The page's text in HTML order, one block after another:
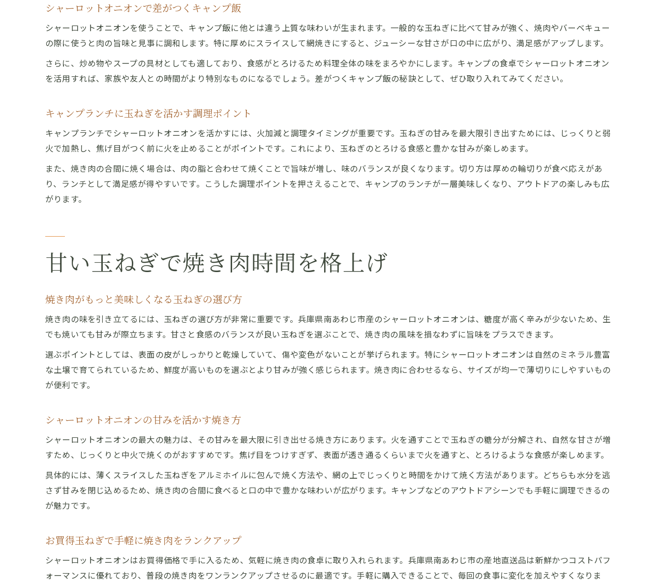
自然の恵みを味わうシャーロットオニオン
シャーロットオニオンの甘さを引き出す調理法
自然豊かな環境で育つ玉ねぎの美味しさの秘密
お買得玉ねぎで作るアウトドアランチの提案
焼き肉にも合うシャーロットオニオンの魅力発見
シャーロットオニオンで差がつくキャンプ飯
シャーロットオニオンを使うことで、キャンプ飯に他とは違う上質な味わいが生まれます。一般的な玉ねぎに比べて甘みが強く、焼肉やバーベキュー
の際に使うと肉の旨味と見事に調和します。特に厚めにスライスして網焼きにすると、ジューシーな甘さが口の中に広がり、満足感がアップします。
さらに、炒め物やスープの具材としても適しており、食感がとろけるため料理全体の味をまろやかにします。キャンプの食卓でシャーロットオニオン
を活用すれば、家族や友人との時間がより特別なものになるでしょう。差がつくキャンプ飯の秘訣として、ぜひ取り入れてみてください。
キャンプランチに玉ねぎを活かす調理ポイント
キャンプランチでシャーロットオニオンを活かすには、火加減と調理タイミングが重要です。玉ねぎの甘みを最大限引き出すためには、じっくりと弱
火で加熱し、焦げ目がつく前に火を止めることがポイントです。これにより、玉ねぎのとろける食感と豊かな甘みが楽しめます。
また、焼き肉の合間に焼く場合は、肉の脂と合わせて焼くことで旨味が増し、味のバランスが良くなります。切り方は厚めの輪切りが食べ応えがあ
り、ランチとして満足感が得やすいです。こうした調理ポイントを押さえることで、キャンプのランチが一層美味しくなり、アウトドアの楽しみも広
がります。
甘い玉ねぎで焼き肉時間を格上げ
焼き肉がもっと美味しくなる玉ねぎの選び方
焼き肉の味を引き立てるには、玉ねぎの選び方が非常に重要です。兵庫県南あわじ市産のシャーロットオニオンは、糖度が高く辛みが少ないため、生
でも焼いても甘みが際立ちます。甘さと食感のバランスが良い玉ねぎを選ぶことで、焼き肉の風味を損なわずに旨味をプラスできます。
選ぶポイントとしては、表面の皮がしっかりと乾燥していて、傷や変色がないことが挙げられます。特にシャーロットオニオンは自然のミネラル豊富
な土壌で育てられているため、鮮度が高いものを選ぶとより甘みが強く感じられます。焼き肉に合わせるなら、サイズが均一で薄切りにしやすいもの
が便利です。
シャーロットオニオンの甘みを活かす焼き方
シャーロットオニオンの最大の魅力は、その甘みを最大限に引き出せる焼き方にあります。火を通すことで玉ねぎの糖分が分解され、自然な甘さが増
すため、じっくりと中火で焼くのがおすすめです。焦げ目をつけすぎず、表面が透き通るくらいまで火を通すと、とろけるような食感が楽しめます。
具体的には、薄くスライスした玉ねぎをアルミホイルに包んで焼く方法や、網の上でじっくりと時間をかけて焼く方法があります。どちらも水分を逃
さず甘みを閉じ込めるため、焼き肉の合間に食べると口の中で豊かな味わいが広がります。キャンプなどのアウトドアシーンでも手軽に調理できるの
が魅力です。
お買得玉ねぎで手軽に焼き肉をランクアップ
シャーロットオニオンはお買得価格で手に入るため、気軽に焼き肉の食卓に取り入れられます。兵庫県南あわじ市の産地直送品は新鮮かつコストパフ
ォーマンスに優れており、普段の焼き肉をワンランクアップさせるのに最適です。手軽に購入できることで、毎回の食事に変化を加えやすくなりま